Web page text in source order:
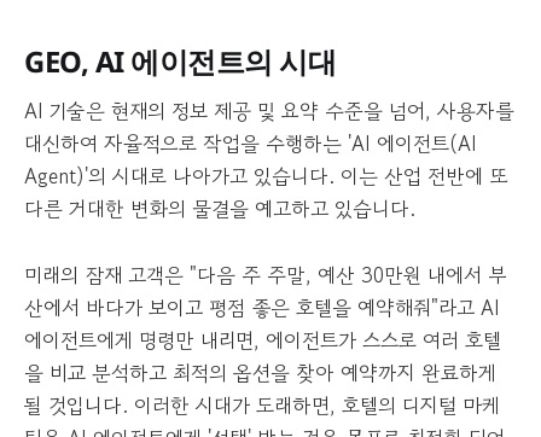
GEO, AI 에이전트의 시대
AI 기술은 현재의 정보 제공 및 요약 수준을 넘어, 사용자를
대신하여 자율적으로 작업을 수행하는 'AI 에이전트(AI
Agent)'의 시대로 나아가고 있습니다. 이는 산업 전반에 또
다른 거대한 변화의 물결을 예고하고 있습니다.
미래의 잠재 고객은 "다음 주 주말, 예산 30만원 내에서 부
산에서 바다가 보이고 평점 좋은 호텔을 예약해줘"라고 AI
에이전트에게 명령만 내리면, 에이전트가 스스로 여러 호텔
을 비교 분석하고 최적의 옵션을 찾아 예약까지 완료하게
될 것입니다. 이러한 시대가 도래하면, 호텔의 디지털 마케